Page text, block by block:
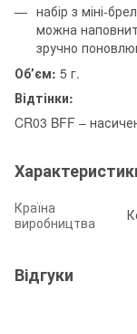
набір з міні-
можна
зручно
Обʼєм: 5 г.
Відтінки:
CR03 BFF –
Країна
виробництва
Відгуки